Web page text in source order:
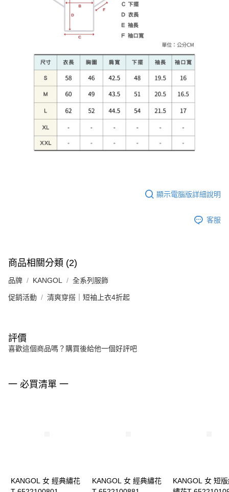
顯示電腦版詳細說明
客服
商品相關分類 (2)
品牌 KANGOL 全系列服飾
促銷活動 清爽穿搭｜短袖上衣4折起
評價
喜歡這個商品嗎？購買後給他一個好評吧
一 必買清單 一
KANGOL 女 經典繡花
KANGOL 女 經典繡花
KANGOL 女 短